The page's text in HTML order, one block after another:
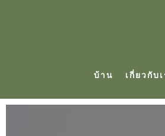
บ้าน เกี่ยวกับ